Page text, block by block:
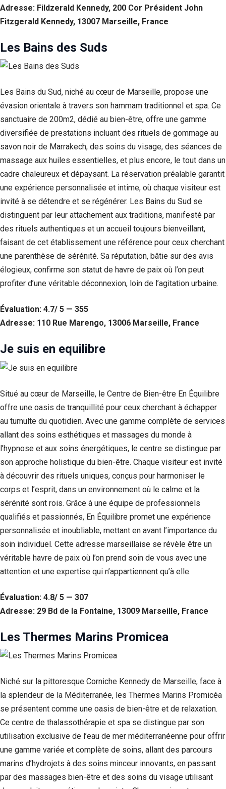
Adresse: Fildzerald Kennedy, 200 Cor Président John
Fitzgerald Kennedy, 13007 Marseille, France
Les Bains des Suds
Les Bains du Sud, niché au cœur de Marseille, propose une
évasion orientale à travers son hammam traditionnel et spa. Ce
sanctuaire de 200m2, dédié au bien-être, offre une gamme
diversifiée de prestations incluant des rituels de gommage au
savon noir de Marrakech, des soins du visage, des séances de
massage aux huiles essentielles, et plus encore, le tout dans un
cadre chaleureux et dépaysant. La réservation préalable garantit
une expérience personnalisée et intime, où chaque visiteur est
invité à se détendre et se régénérer. Les Bains du Sud se
distinguent par leur attachement aux traditions, manifesté par
des rituels authentiques et un accueil toujours bienveillant,
faisant de cet établissement une référence pour ceux cherchant
une parenthèse de sérénité. Sa réputation, bâtie sur des avis
élogieux, confirme son statut de havre de paix où l’on peut
profiter d’une véritable déconnexion, loin de l’agitation urbaine.
Évaluation: 4.7/ 5 — 355
Adresse: 110 Rue Marengo, 13006 Marseille, France
Je suis en equilibre
Situé au cœur de Marseille, le Centre de Bien-être En Équilibre
offre une oasis de tranquillité pour ceux cherchant à échapper
au tumulte du quotidien. Avec une gamme complète de services
allant des soins esthétiques et massages du monde à
l’hypnose et aux soins énergétiques, le centre se distingue par
son approche holistique du bien-être. Chaque visiteur est invité
à découvrir des rituels uniques, conçus pour harmoniser le
corps et l’esprit, dans un environnement où le calme et la
sérénité sont rois. Grâce à une équipe de professionnels
qualifiés et passionnés, En Équilibre promet une expérience
personnalisée et inoubliable, mettant en avant l’importance du
soin individuel. Cette adresse marseillaise se révèle être un
véritable havre de paix où l’on prend soin de vous avec une
attention et une expertise qui n’appartiennent qu’à elle.
Évaluation: 4.8/ 5 — 307
Adresse: 29 Bd de la Fontaine, 13009 Marseille, France
Les Thermes Marins Promicea
Niché sur la pittoresque Corniche Kennedy de Marseille, face à
la splendeur de la Méditerranée, les Thermes Marins Promicéa
se présentent comme une oasis de bien-être et de relaxation.
Ce centre de thalassothérapie et spa se distingue par son
utilisation exclusive de l’eau de mer méditerranéenne pour offrir
une gamme variée et complète de soins, allant des parcours
marins d’hydrojets à des soins minceur innovants, en passant
par des massages bien-être et des soins du visage utilisant